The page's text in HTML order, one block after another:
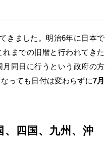
きました。明治6年に日本で
までの旧暦と行われてきた
同日に行うという政府の方
っても日付は変わらずに7月
、四国、九州、沖